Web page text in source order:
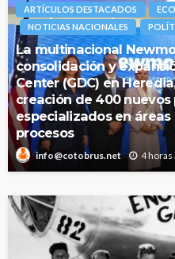
ARTÍCULOS DESTACADOS
NOTICIAS NACIONALES
La multinacional
consolidación y
Center (GDC) en
creación de 400
especializados en
procesos
info@cotobrus.net 4 horas